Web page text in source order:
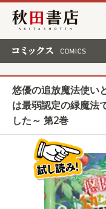
秋田書店
悠優の追放魔法使い
は最弱認定の緑魔法
した～ 第2巻